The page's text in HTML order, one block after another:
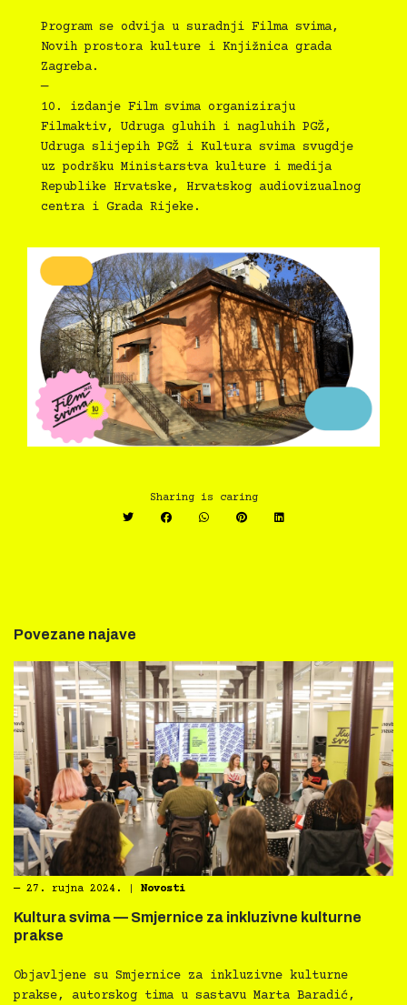
Program se odvija u suradnji Filma svima,
Novih prostora kulture i Knjižnica grada
Zagreba.
—
10. izdanje Film svima organiziraju
Filmaktiv, Udruga gluhih i nagluhih PGŽ,
Udruga slijepih PGŽ i Kultura svima svugdje
uz podršku Ministarstva kulture i medija
Republike Hrvatske, Hrvatskog audiovizualnog
centra i Grada Rijeke.
Sharing is caring
Povezane najave
― 27. rujna 2024. Novosti
Kultura svima — Smjernice za inkluzivne kulturne
prakse
Objavljene su Smjernice za inkluzivne kulturne
prakse, autorskog tima u sastavu Marta Baradić,